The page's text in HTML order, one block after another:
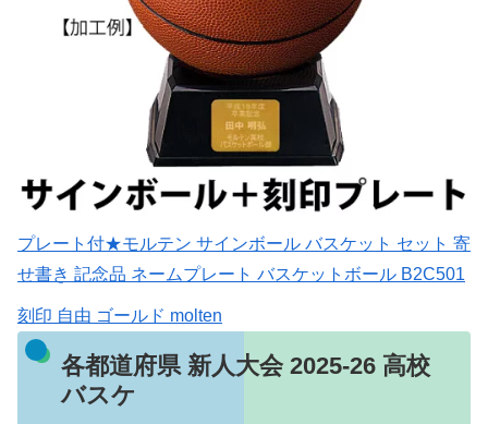
プレート付★モルテン サインボール バスケット セット 寄
せ書き 記念品 ネームプレート バスケットボール B2C501
刻印 自由 ゴールド molten
各都道府県 新人大会 2025-26 高校
バスケ